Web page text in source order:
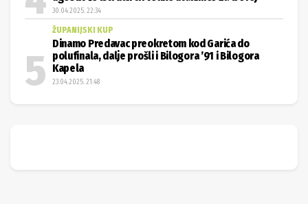
30.04.2025. 22:34
ŽUPANIJSKI KUP
Dinamo Predavac preokretom kod Garića do
polufinala, dalje prošli i Bilogora ’91 i Bilogora
Kapela
23.04.2025. 21:48